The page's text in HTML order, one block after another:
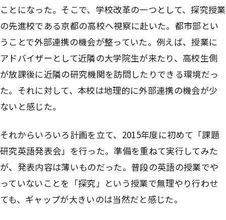
ことになった。そこで、学校改革の一つとして、探究授業
の先進校である京都の高校へ視察に赴いた。都市部とい
うことで外部連携の機会が整っていた。例えば、授業に
アドバイザーとして近隣の大学院生が来たり、高校生側
が放課後に近隣の研究機関を訪問したりできる環境だっ
た。それに対して、本校は地理的に外部連携の機会が少
ないと感じた。
それからいろいろ計画を立て、2015年度に初めて「課題
研究英語発表会」を行った。準備を重ねて実行してみた
が、発表内容は薄いものだった。普段の英語の授業でや
っていないことを「探究」という授業で無理やり行わせ
ても、ギャップが大きいのは当然だと感じた。